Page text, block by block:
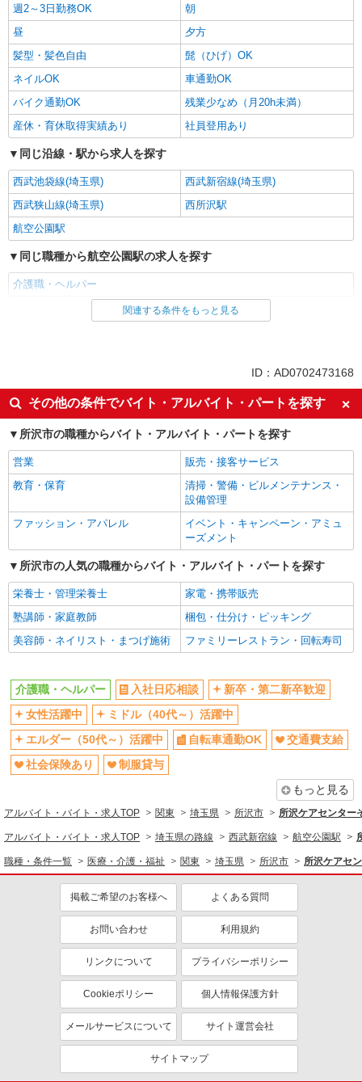
週2～3日勤務OK
朝
昼
夕方
髪型・髪色自由
髭（ひげ）OK
ネイルOK
車通勤OK
バイク通勤OK
残業少なめ（月20h未満）
産休・育休取得実績あり
社員登用あり
同じ沿線・駅から求人を探す
西武池袋線(埼玉県)
西武新宿線(埼玉県)
西武狭山線(埼玉県)
西所沢駅
航空公園駅
同じ職種から航空公園駅の求人を探す
介護職・ヘルパー
同じ雇用形態から航空公園駅の求人を探す
入社日応相談
新卒・第二新卒歓迎
女性活躍中
ミドル（40代～）活躍中
エルダー（50代～）活躍中
自転車通勤OK
交通費支給
社会保険あり
制服貸与
研修制度あり
給与前払いOK
未経験歓迎
ブランクOK
週2～3日勤務OK
朝
昼
夕方
髪型・髪色自由
髭（ひげ）OK
ネイルOK
車通勤OK
バイク通勤OK
残業少なめ（月20h未満）
産休・育休取得実績あり
社員登用あり
同じ職種から求人を探す
医療・介護・福祉
介護職・ヘルパー
ミドル（40代～）活躍中
交通費支給
社会保険あり
未経験歓迎
週2～3日勤務OK
車通勤OK
産休・育休取得実績あり
社員登用あり
関連する条件をもっと見る
ID：AD0702473168
その他の条件でバイト・アルバイト・パートを探す
所沢市の職種からバイト・アルバイト・パートを探す
営業
販売・接客サービス
教育・保育
清掃・警備・ビルメンテナンス・
設備管理
ファッション・アパレル
イベント・キャンペーン・アミュ
ーズメント
所沢市の人気の職種からバイト・アルバイト・パートを探す
栄養士・管理栄養士
家電・携帯販売
塾講師・家庭教師
梱包・仕分け・ピッキング
美容師・ネイリスト・まつげ施術
ファミリーレストラン・回転寿司
介護職・ヘルパー 入社日応相談
新卒・第二新卒歓迎
女性活躍中
ミドル（40代～）活躍中
エルダー（50代～）活躍中
自転車通勤OK
交通費支給
社会保険あり
制服貸与
もっと見る
アルバイト・バイト・求人TOP 関東 埼玉県 所沢市 所沢ケアセンター
アルバイト・バイト・求人TOP 埼玉県の路線 西武新宿線 航空公園駅
職種・条件一覧 医療・介護・福祉 関東 埼玉県 所沢市 所沢ケアセ
掲載ご希望のお客様へ よくある質問
お問い合わせ 利用規約
リンクについて プライバシーポリシー
Cookieポリシー 個人情報保護方針
メールサービスについて サイト運営会社
サイトマップ